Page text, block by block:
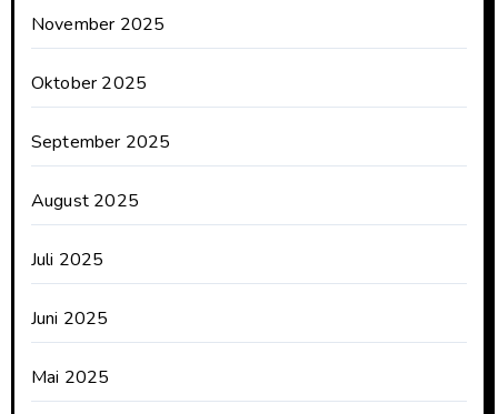
November 2025
Oktober 2025
September 2025
August 2025
Juli 2025
Juni 2025
Mai 2025